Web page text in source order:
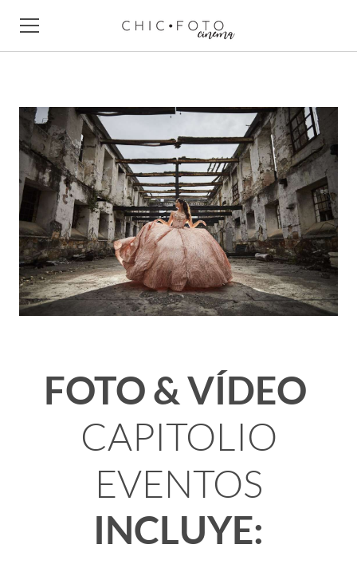
FOTO & VÍDEO
CAPITOLIO
EVENTOS
INCLUYE:
NUESTRO EQUIPO
PAQUETES
EMPRESAS
CONTACTO